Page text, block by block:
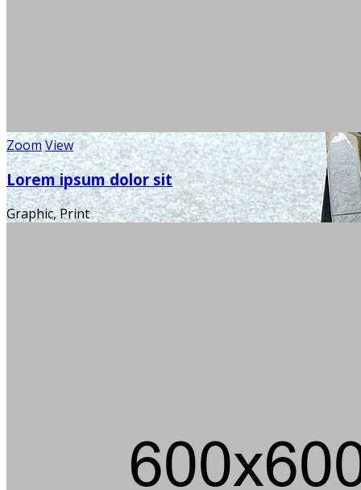
ZoomView
Lorem ipsum dolor sit
Graphic, Print